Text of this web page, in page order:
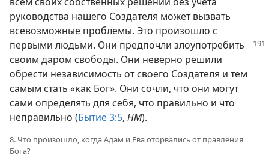
руководства нашего Создателя может вызвать
всевозможные проблемы. Это произошло с
первыми людьми. Они предпочли злоупотребить
своим даром свободы. Они неверно решили
обрести независимость от своего Создателя и тем
самым стать «как Бог». Они сочли, что они могут
сами определять для себя, что правильно и что
неправильно (Бытие 3:5, НМ).
8. Что произошло, когда Адам и Ева оторвались от правления
Бога?